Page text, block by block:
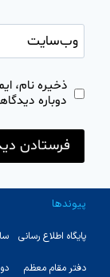
وب‌سایت
ذخیره نام،
دوباره
پیوندها
پایگاه اطلاع رسانی
دفتر مقام معظم